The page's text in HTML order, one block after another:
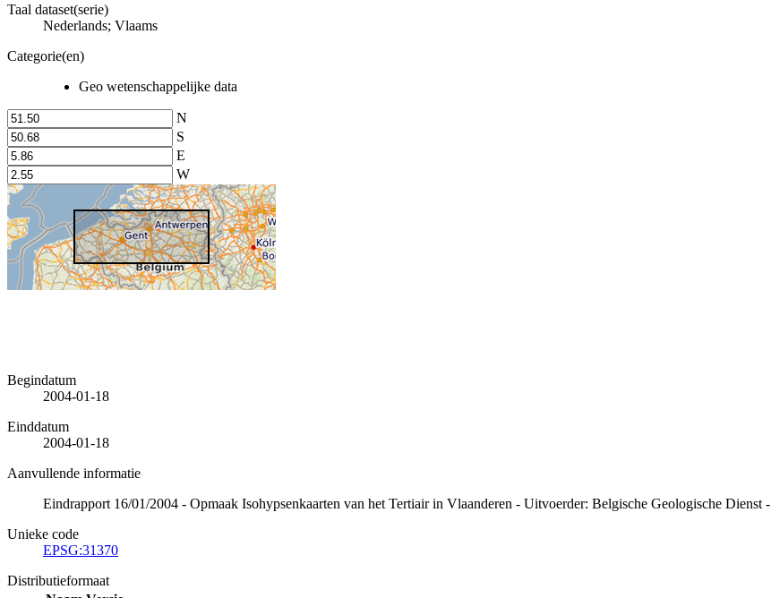
Taal dataset(serie)
Nederlands; Vlaams
Categorie(en)
Geo wetenschappelijke data
N
S
E
W
Begindatum
2004-01-18
Einddatum
2004-01-18
Aanvullende informatie
Eindrapport 16/01/2004 - Opmaak Isohypsenkaarten van het Tertiair in Vlaanderen - Uitvoerder: Belgische Geologische
Unieke code
EPSG:31370
Distributieformaat